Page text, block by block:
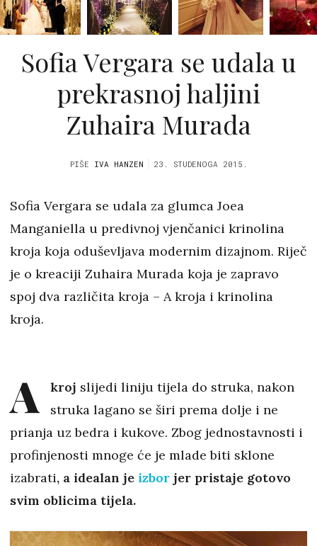
Sofia Vergara se udala u
prekrasnoj haljini
Zuhaira Murada
PIŠE IVA HANZEN 23. STUDENOGA 2015.
Sofia Vergara se udala za glumca Joea
Manganiella u predivnoj vjenčanici krinolina
kroja koja oduševljava modernim dizajnom. Riječ
je o kreaciji Zuhaira Murada koja je zapravo
spoj dva različita kroja – A kroja i krinolina
kroja.
A kroj slijedi liniju tijela do struka, nakon
struka lagano se širi prema dolje i ne
prianja uz bedra i kukove. Zbog jednostavnosti i
profinjenosti mnoge će je mlade biti sklone
izabrati, a idealan je izbor jer pristaje gotovo
svim oblicima tijela.